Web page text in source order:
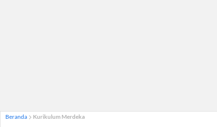
Beranda Kurikulum Merdeka